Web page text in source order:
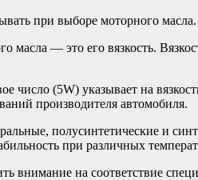
при выборе моторного масла.
— это его вязкость.
число (5W) указывает на
производителя автомобиля.
полусинтетические и
при различных
внимание на соответствие